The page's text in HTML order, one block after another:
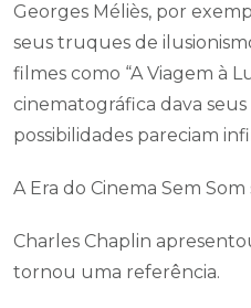
Georges Méliès, por
seus truques de
filmes como “A Viagem à
cinematográfica dava seus
possibilidades pareciam
A Era do Cinema Sem
Charles Chaplin
tornou uma referência.